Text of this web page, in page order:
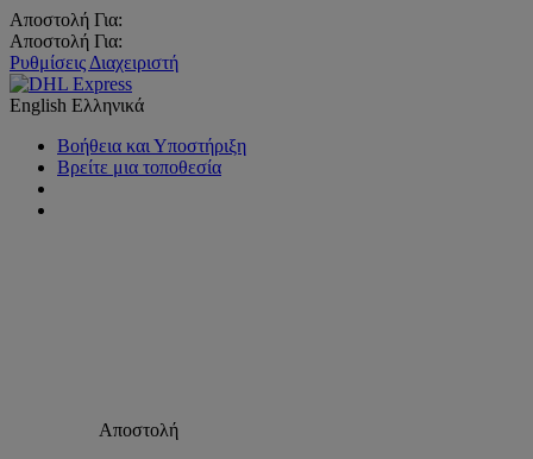
Αποστολή Για:
Αποστολή Για:
Ρυθμίσεις Διαχειριστή
English Ελληνικά
Βοήθεια και Υποστήριξη
Βρείτε μια τοποθεσία
Αποστολή